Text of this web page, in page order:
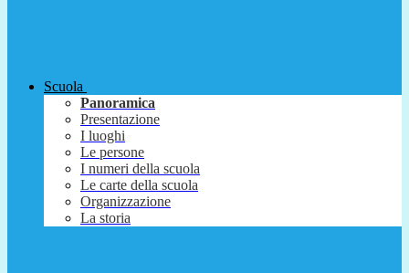
Scuola
Panoramica
Presentazione
I luoghi
Le persone
I numeri della scuola
Le carte della scuola
Organizzazione
La storia